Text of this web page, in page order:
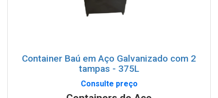
Container Baú em Aço Galvanizado com 2
tampas - 375L
Consulte preço